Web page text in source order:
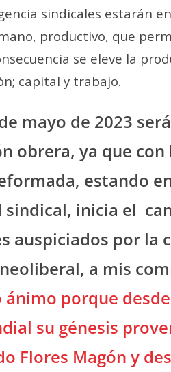
sindicales estarán
productivo, que
se eleve la
capital y trabajo.
mayo de 2023
obrera, ya que
estando
inicia el
auspiciados por la
a mis
ánimo porque
su génesis
Flores Magón y